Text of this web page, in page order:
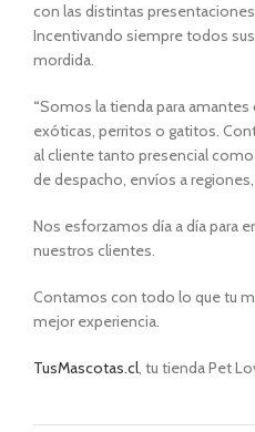
con las distintas
Incentivando siempre todos
mordida.
“Somos la tienda para amantes
exóticas, perritos o gatitos.
al cliente tanto presencial
de despacho, envíos a
Nos esforzamos día a día para
nuestros clientes.
Contamos con todo lo que tu
mejor experiencia.
TusMascotas.cl, tu tienda Pet